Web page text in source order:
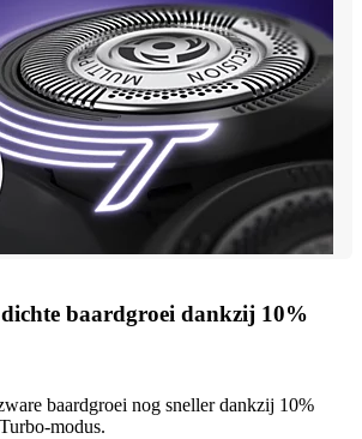
dichte baardgroei dankzij 10%
baardgroei nog sneller dankzij 10%
modus.